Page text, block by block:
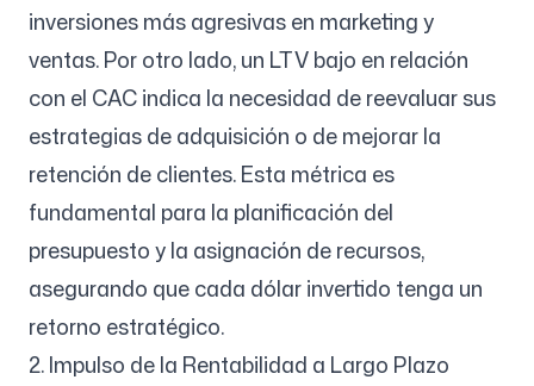
inversiones más agresivas en marketing y
ventas. Por otro lado, un LTV bajo en relación
con el CAC indica la necesidad de reevaluar sus
estrategias de adquisición o de mejorar la
retención de clientes. Esta métrica es
fundamental para la planificación del
presupuesto y la asignación de recursos,
asegurando que cada dólar invertido tenga un
retorno estratégico.
2. Impulso de la Rentabilidad a Largo Plazo